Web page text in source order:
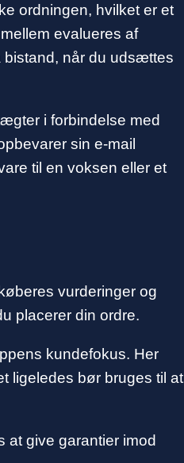
ordningen, hvilket er et
evalueres af
bistand, når du udsættes
i forbindelse med
sin e-mail
til en voksen eller et
vurderinger og
placerer din ordre.
kundefokus. Her
ligeledes bør bruges til at
at give garantier imod